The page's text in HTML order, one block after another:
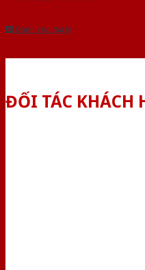
Dành cho đại lý
ĐỐI TÁC KHÁCH